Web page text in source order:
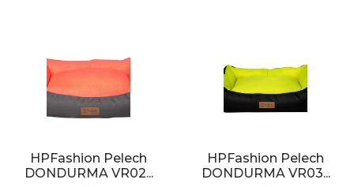
HPFashion Pelech
DONDURMA VR02...
HPFashion Pelech
DONDURMA VR03...